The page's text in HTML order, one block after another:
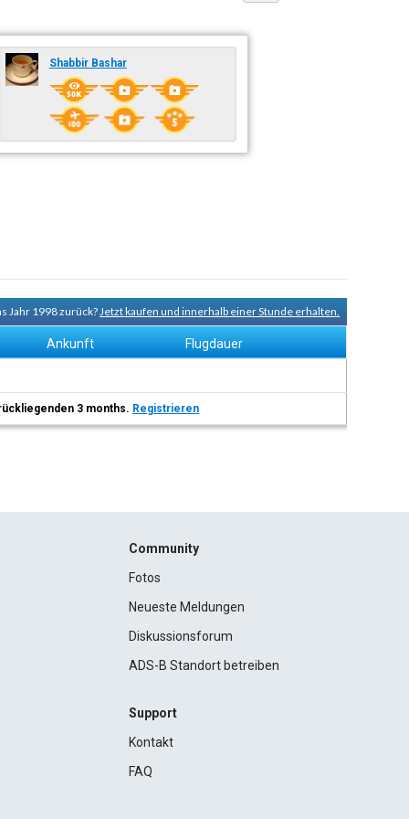
Shabbir Bashar
Jahr 1998 zurück?Jetzt kaufen und innerhalb einer Stunde erhalten.
Ankunft Flugdauer
3 months. Registrieren
Community
Fotos
Neueste Meldungen
Diskussionsforum
ADS-B Standort betreiben
Support
Kontakt
FAQ